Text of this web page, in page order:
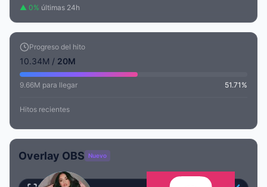
▲ 0% últimas 24h
Progreso del hito
10.34M / 20M
9.66M para llegar 51.71%
Hitos recientes
Overlay OBS Nuevo